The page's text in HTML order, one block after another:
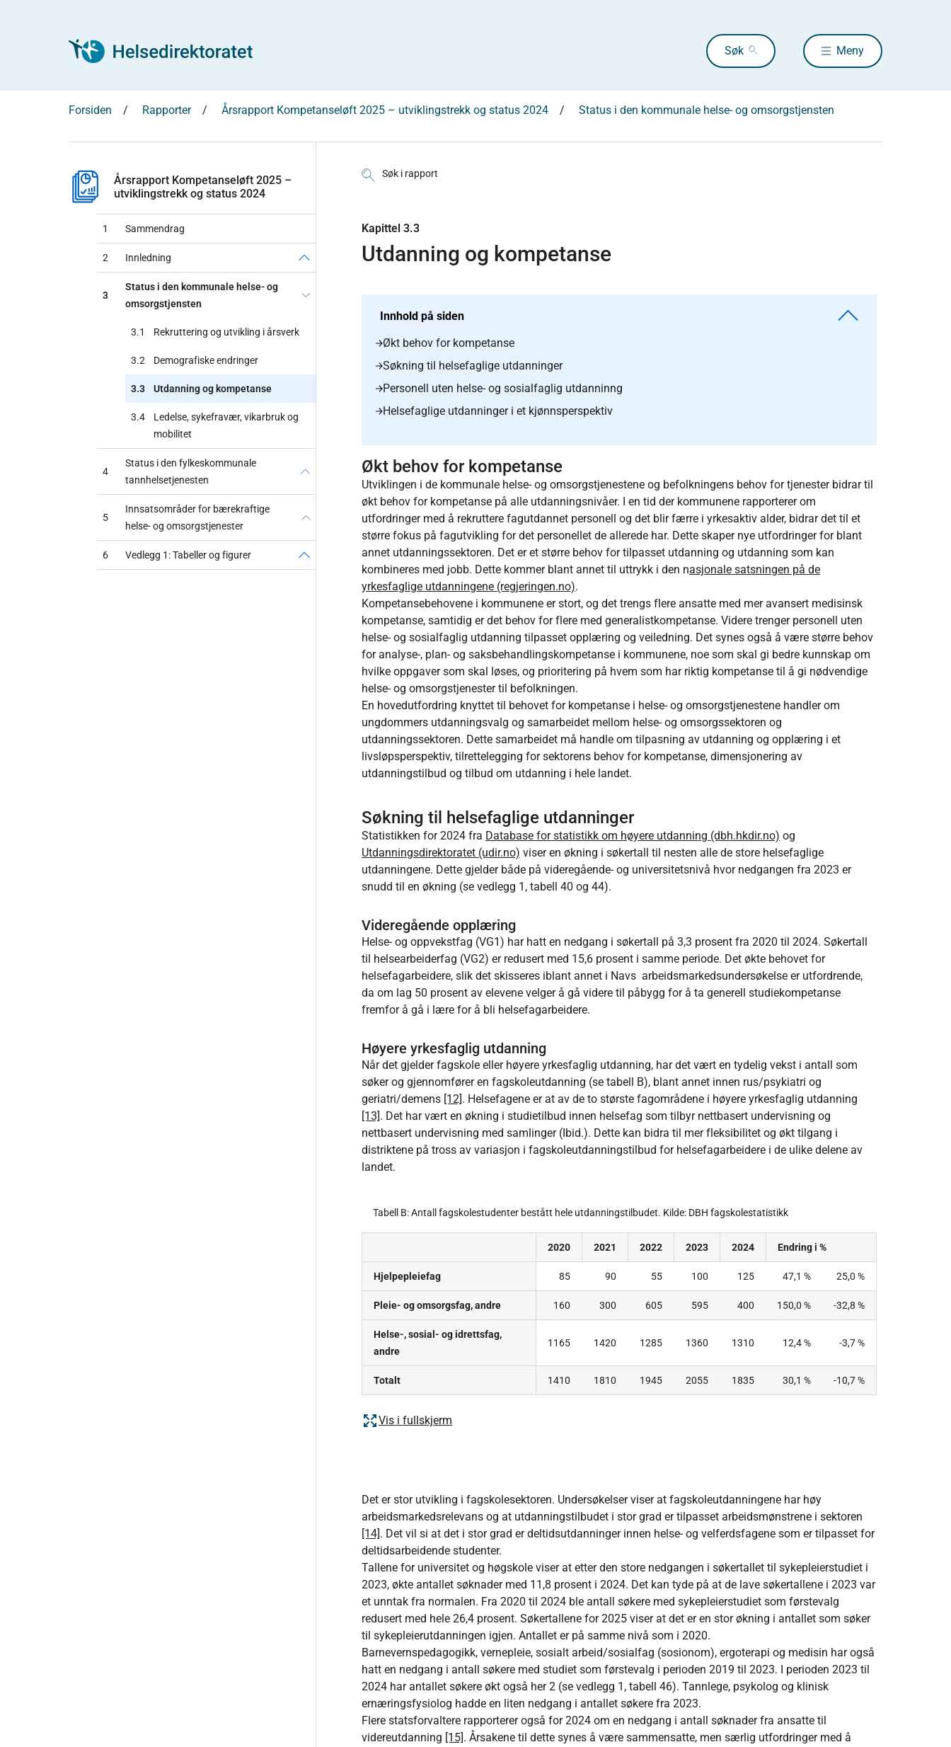
Søk Meny
Forsiden Rapporter Årsrapport Kompetanseløft 2025 – utviklingstrekk og status 2024 Status i den kommunale helse- og omsorgstjensten
Årsrapport Kompetanseløft 2025 –
utviklingstrekk og status 2024
1 Sammendrag
2 Innledning
3
Status i den kommunale helse- og
omsorgstjensten
3.1 Rekruttering og utvikling i årsverk
3.2 Demografiske endringer
3.3 Utdanning og kompetanse
3.4
Ledelse, sykefravær, vikarbruk og
mobilitet
4
Status i den fylkeskommunale
tannhelsetjenesten
5
Innsatsområder for bærekraftige
helse- og omsorgstjenester
6 Vedlegg 1: Tabeller og figurer
Søk i rapport
Kapittel 3.3
Utdanning og kompetanse
Innhold på siden
Økt behov for kompetanse
Søkning til helsefaglige utdanninger
Personell uten helse- og sosialfaglig utdanninng
Helsefaglige utdanninger i et kjønnsperspektiv
Økt behov for kompetanse
Utviklingen i de kommunale helse- og omsorgstjenestene og befolkningens behov for tjenester bidrar til
økt behov for kompetanse på alle utdanningsnivåer. I en tid der kommunene rapporterer om
utfordringer med å rekruttere fagutdannet personell og det blir færre i yrkesaktiv alder, bidrar det til et
større fokus på fagutvikling for det personellet de allerede har. Dette skaper nye utfordringer for blant
annet utdanningssektoren. Det er et større behov for tilpasset utdanning og utdanning som kan
kombineres med jobb. Dette kommer blant annet til uttrykk i den nasjonale satsningen på de
yrkesfaglige utdanningene (regjeringen.no).
Kompetansebehovene i kommunene er stort, og det trengs flere ansatte med mer avansert medisinsk
kompetanse, samtidig er det behov for flere med generalistkompetanse. Videre trenger personell uten
helse- og sosialfaglig utdanning tilpasset opplæring og veiledning. Det synes også å være større behov
for analyse-, plan- og saksbehandlingskompetanse i kommunene, noe som skal gi bedre kunnskap om
hvilke oppgaver som skal løses, og prioritering på hvem som har riktig kompetanse til å gi nødvendige
helse- og omsorgstjenester til befolkningen.
En hovedutfordring knyttet til behovet for kompetanse i helse- og omsorgstjenestene handler om
ungdommers utdanningsvalg og samarbeidet mellom helse- og omsorgssektoren og
utdanningssektoren. Dette samarbeidet må handle om tilpasning av utdanning og opplæring i et
livsløpsperspektiv, tilrettelegging for sektorens behov for kompetanse, dimensjonering av
utdanningstilbud og tilbud om utdanning i hele landet.
Søkning til helsefaglige utdanninger
Statistikken for 2024 fra Database for statistikk om høyere utdanning (dbh.hkdir.no) og
Utdanningsdirektoratet (udir.no) viser en økning i søkertall til nesten alle de store helsefaglige
utdanningene. Dette gjelder både på videregående- og universitetsnivå hvor nedgangen fra 2023 er
snudd til en økning (se vedlegg 1, tabell 40 og 44).
Videregående opplæring
Helse- og oppvekstfag (VG1) har hatt en nedgang i søkertall på 3,3 prosent fra 2020 til 2024. Søkertall
til helsearbeiderfag (VG2) er redusert med 15,6 prosent i samme periode. Det økte behovet for
helsefagarbeidere, slik det skisseres iblant annet i Navs arbeidsmarkedsundersøkelse er utfordrende,
da om lag 50 prosent av elevene velger å gå videre til påbygg for å ta generell studiekompetanse
fremfor å gå i lære for å bli helsefagarbeidere.
Høyere yrkesfaglig utdanning
Når det gjelder fagskole eller høyere yrkesfaglig utdanning, har det vært en tydelig vekst i antall som
søker og gjennomfører en fagskoleutdanning (se tabell B), blant annet innen rus/psykiatri og
geriatri/demens [12]. Helsefagene er at av de to største fagområdene i høyere yrkesfaglig utdanning
[13]. Det har vært en økning i studietilbud innen helsefag som tilbyr nettbasert undervisning og
nettbasert undervisning med samlinger (Ibid.). Dette kan bidra til mer fleksibilitet og økt tilgang i
distriktene på tross av variasjon i fagskoleutdanningstilbud for helsefagarbeidere i de ulike delene av
landet.
Tabell B: Antall fagskolestudenter bestått hele utdanningstilbudet. Kilde: DBH fagskolestatistikk
2020 2021 2022 2023 2024 Endring i %
Hjelpepleiefag 85 90 55 100 125 47,1 % 25,0 %
Pleie- og omsorgsfag, andre 160 300 605 595 400 150,0 % -32,8 %
Helse-, sosial- og idrettsfag,
andre
1165 1420 1285 1360 1310 12,4 % -3,7 %
Totalt 1410 1810 1945 2055 1835 30,1 % -10,7 %
Vis i fullskjerm
Det er stor utvikling i fagskolesektoren. Undersøkelser viser at fagskoleutdanningene har høy
arbeidsmarkedsrelevans og at utdanningstilbudet i stor grad er tilpasset arbeidsmønstrene i sektoren
[14]. Det vil si at det i stor grad er deltidsutdanninger innen helse- og velferdsfagene som er tilpasset for
deltidsarbeidende studenter.
Tallene for universitet og høgskole viser at etter den store nedgangen i søkertallet til sykepleierstudiet i
2023, økte antallet søknader med 11,8 prosent i 2024. Det kan tyde på at de lave søkertallene i 2023 var
et unntak fra normalen. Fra 2020 til 2024 ble antall søkere med sykepleierstudiet som førstevalg
redusert med hele 26,4 prosent. Søkertallene for 2025 viser at det er en stor økning i antallet som søker
til sykepleierutdanningen igjen. Antallet er på samme nivå som i 2020.
Barnevernspedagogikk, vernepleie, sosialt arbeid/sosialfag (sosionom), ergoterapi og medisin har også
hatt en nedgang i antall søkere med studiet som førstevalg i perioden 2019 til 2023. I perioden 2023 til
2024 har antallet søkere økt også her 2 (se vedlegg 1, tabell 46). Tannlege, psykolog og klinisk
ernæringsfysiolog hadde en liten nedgang i antallet søkere fra 2023.
Flere statsforvaltere rapporterer også for 2024 om en nedgang i antall søknader fra ansatte til
videreutdanning [15]. Årsakene til dette synes å være sammensatte, men særlig utfordringer med å